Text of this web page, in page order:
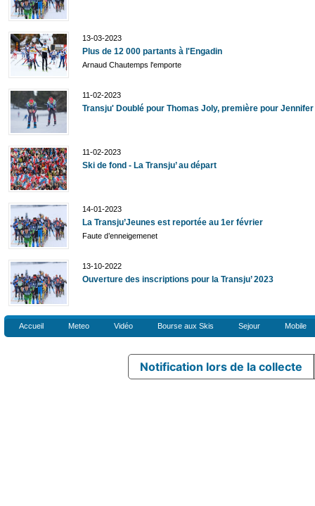
13-03-2023
Plus de 12 000 partants à l'Engadin
Arnaud Chautemps l'emporte
11-02-2023
Transju' Doublé pour Thomas Joly, première pour
11-02-2023
Ski de fond - La Transju’ au départ
14-01-2023
La Transju’Jeunes est reportée au 1er février
Faute d’enneigemenet
13-10-2022
Ouverture des inscriptions pour la Transju’ 2023
Accueil Meteo Vidéo Bourse aux Skis Sejour Mobile
Notification lors de la collecte